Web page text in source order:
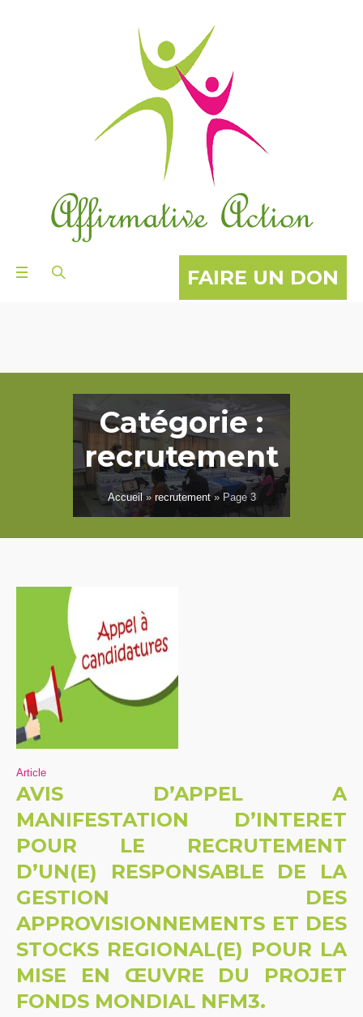
FAIRE UN DON
Catégorie :
recrutement
Accueil» recrutement» Page 3
Article
AVIS D’APPEL A
MANIFESTATION D’INTERET
POUR LE RECRUTEMENT
D’UN(E) RESPONSABLE DE LA
GESTION DES
APPROVISIONNEMENTS ET DES
STOCKS REGIONAL(E) POUR LA
MISE EN ŒUVRE DU PROJET
FONDS MONDIAL NFM3.